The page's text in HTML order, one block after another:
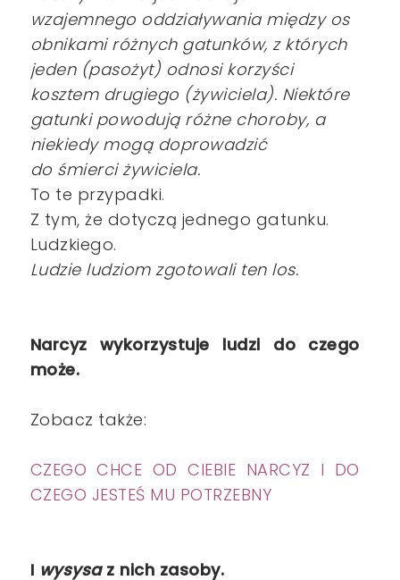
wzajemnego oddziaływania między os
obnikami różnych gatunków, z których
jeden (pasożyt) odnosi korzyści
kosztem drugiego (żywiciela). Niektóre
gatunki powodują różne choroby, a
niekiedy mogą doprowadzić
do śmierci żywiciela.
To te przypadki.
Z tym, że dotyczą jednego gatunku.
Ludzkiego.
Ludzie ludziom zgotowali ten los.
Narcyz wykorzystuje ludzi do czego
może.
Zobacz także:
CZEGO CHCE OD CIEBIE NARCYZ I DO
CZEGO JESTEŚ MU POTRZEBNY
I wysysaz nich zasoby.